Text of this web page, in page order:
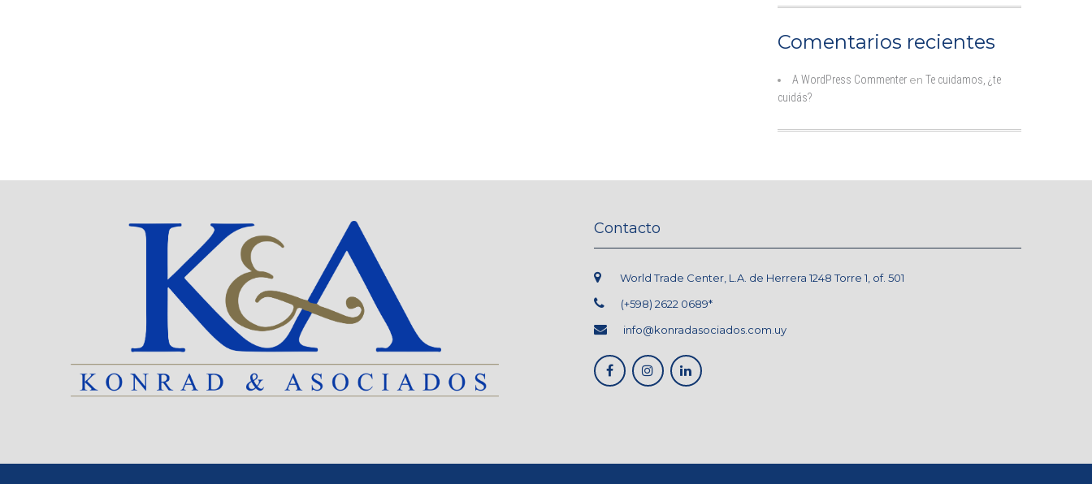
Comentarios recientes
A WordPress Commenter en Te cuidamos, ¿te
cuidás?
Contacto
World Trade Center, L.A. de Herrera 1248 Torre 1, of. 501
(+598) 2622 0689*
info@konradasociados.com.uy